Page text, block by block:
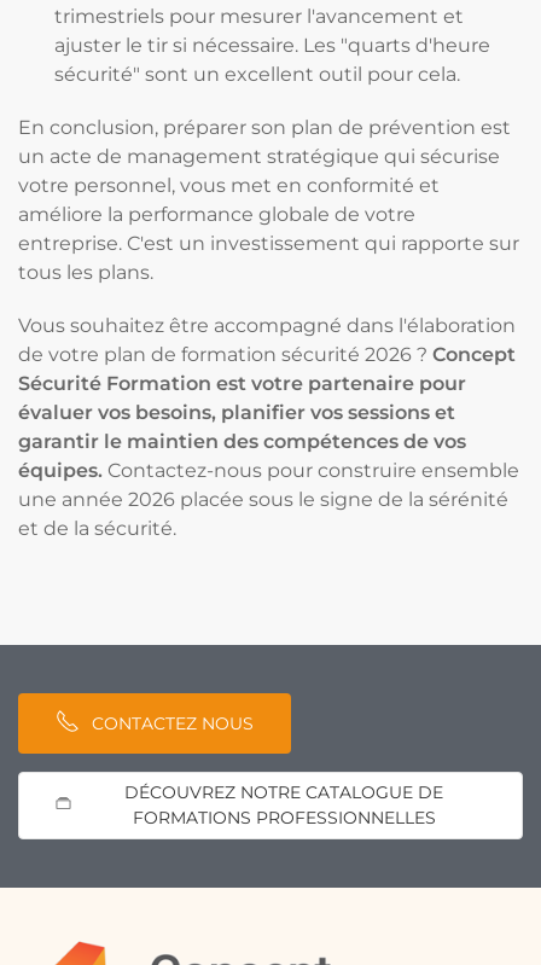
trimestriels pour mesurer l'avancement et
ajuster le tir si nécessaire. Les "quarts d'heure
sécurité" sont un excellent outil pour cela.
En conclusion, préparer son plan de prévention est
un acte de management stratégique qui sécurise
votre personnel, vous met en conformité et
améliore la performance globale de votre
entreprise. C'est un investissement qui rapporte sur
tous les plans.
Vous souhaitez être accompagné dans l'élaboration
de votre plan de formation sécurité 2026 ? Concept
Sécurité Formation est votre partenaire pour
évaluer vos besoins, planifier vos sessions et
garantir le maintien des compétences de vos
équipes. Contactez-nous pour construire ensemble
une année 2026 placée sous le signe de la sérénité
et de la sécurité.
CONTACTEZ NOUS
DÉCOUVREZ NOTRE CATALOGUE DE
FORMATIONS PROFESSIONNELLES